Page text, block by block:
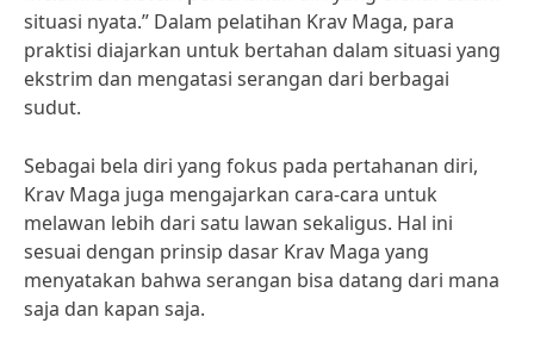
situasi nyata.” Dalam pelatihan Krav Maga, para
praktisi diajarkan untuk bertahan dalam situasi yang
ekstrim dan mengatasi serangan dari berbagai
sudut.
Sebagai bela diri yang fokus pada pertahanan diri,
Krav Maga juga mengajarkan cara-cara untuk
melawan lebih dari satu lawan sekaligus. Hal ini
sesuai dengan prinsip dasar Krav Maga yang
menyatakan bahwa serangan bisa datang dari mana
saja dan kapan saja.